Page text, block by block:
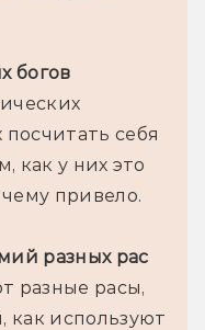
богов
себя
как у них это
привело.
разные расы,
как используют